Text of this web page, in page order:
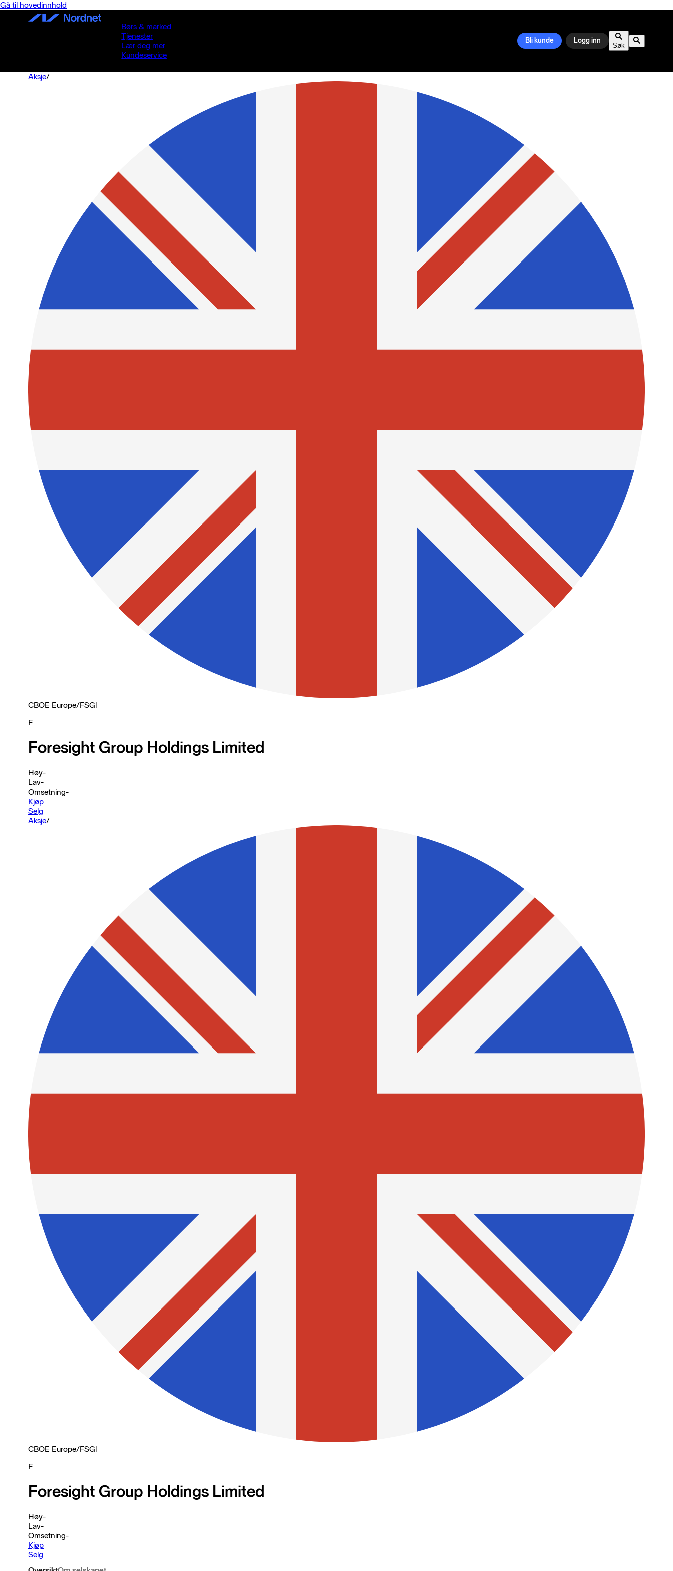
Gå til hovedinnhold
Børs & marked
Tjenester
Lær deg mer
Kundeservice
Bli kunde Logg inn
Søk
Aksje/
CBOE Europe/FSGl
F
Foresight Group Holdings Limited
Høy-
Lav-
Omsetning-
Kjøp
Selg
Aksje/
CBOE Europe/FSGl
F
Foresight Group Holdings Limited
Høy-
Lav-
Omsetning-
Kjøp
Selg